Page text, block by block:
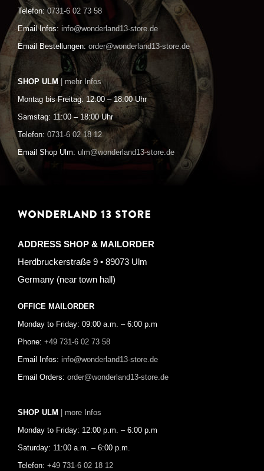
Telefon: 0731-6 02 73 58
Email Infos: info@wonderland13-store.de
Email Bestellungen: order@wonderland13-store.de
SHOP ULM | mehr Infos
Montag bis Freitag: 12:00 – 18:00 Uhr
Samstag: 11:00 – 18:00 Uhr
Telefon: 0731-6 02 18 12
Email Shop Ulm: ulm@wonderland13-store.de
WONDERLAND 13 STORE
ADDRESS SHOP & MAILORDER
Herdbruckerstraße 9 • 89073 Ulm
Germany (near town hall)
OFFICE MAILORDER
Monday to Friday: 09:00 a.m. – 6:00 p.m
Phone: +49 731-6 02 73 58
Email Infos: info@wonderland13-store.de
Email Orders: order@wonderland13-store.de
SHOP ULM | more Infos
Monday to Friday: 12:00 p.m. – 6:00 p.m
Saturday: 11:00 a.m. – 6:00 p.m.
Telefon: +49 731-6 02 18 12